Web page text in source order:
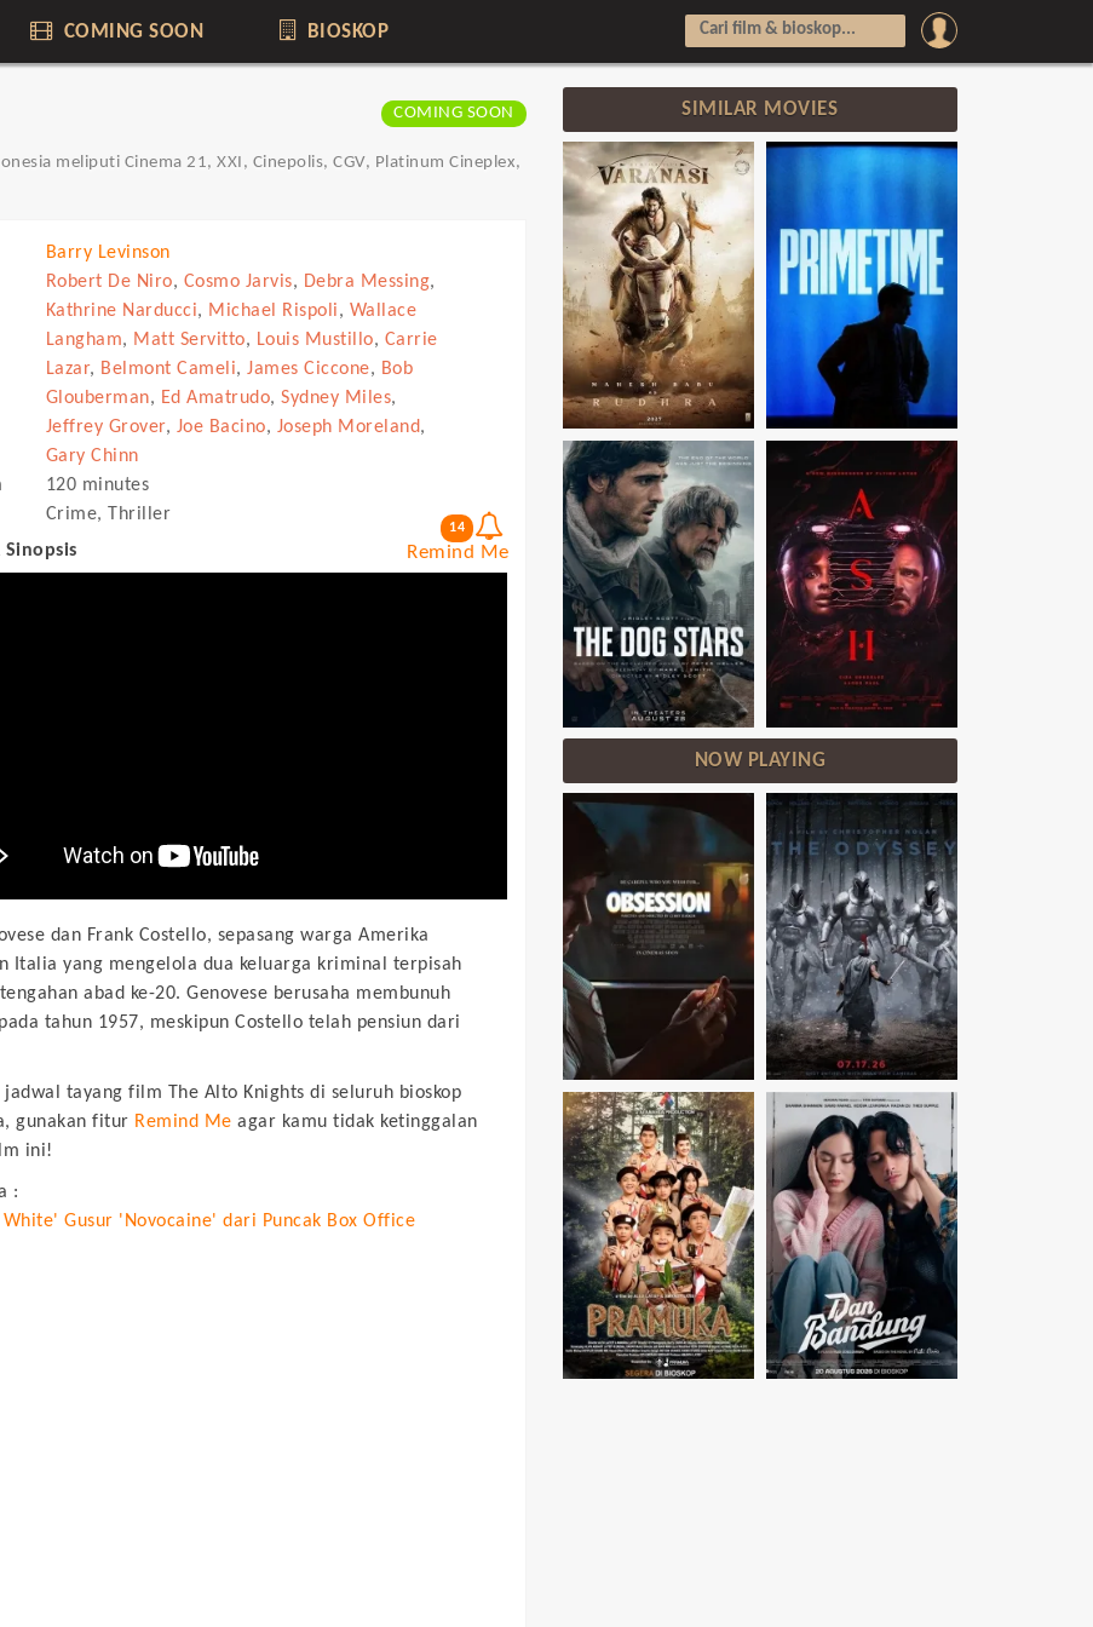
COMING SOON BIOSKOP
COMING SOON
meliputi Cinema 21, XXI, Cinepolis, CGV, Platinum Cineplex,
Barry Levinson
Robert De Niro, Cosmo Jarvis, Debra Messing,
Kathrine Narducci, Michael Rispoli, Wallace
Langham, Matt Servitto, Louis Mustillo, Carrie
Lazar, Belmont Cameli, James Ciccone, Bob
Glouberman, Ed Amatrudo, Sydney Miles,
Jeffrey Grover, Joe Bacino, Joseph Moreland,
Gary Chinn
120 minutes
Crime, Thriller
14
Remind Me
dan Frank Costello, sepasang warga Amerika
Italia yang mengelola dua keluarga kriminal terpisah
abad ke-20. Genovese berusaha membunuh
tahun 1957, meskipun Costello telah pensiun dari
jadwal tayang film The Alto Knights di seluruh bioskop
gunakan fitur Remind Me agar kamu tidak ketinggalan
ini!
:
White' Gusur 'Novocaine' dari Puncak Box Office
SIMILAR MOVIES
NOW PLAYING